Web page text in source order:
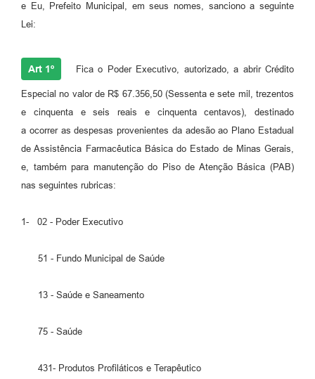
e Eu, Prefeito Municipal, em seus nomes, sanciono a seguinte
Lei:
Art 1º Fica o Poder Executivo, autorizado, a abrir Crédito
Especial no valor de R$ 67.356,50 (Sessenta e sete mil, trezentos
e cinquenta e seis reais e cinquenta centavos), destinado
a ocorrer as despesas provenientes da adesão ao Plano Estadual
de Assistência Farmacêutica Básica do Estado de Minas Gerais,
e, também para manutenção do Piso de Atenção Básica (PAB)
nas seguintes rubricas:
1- 02 - Poder Executivo
51 - Fundo Municipal de Saúde
13 - Saúde e Saneamento
75 - Saúde
431- Produtos Profiláticos e Terapêutico